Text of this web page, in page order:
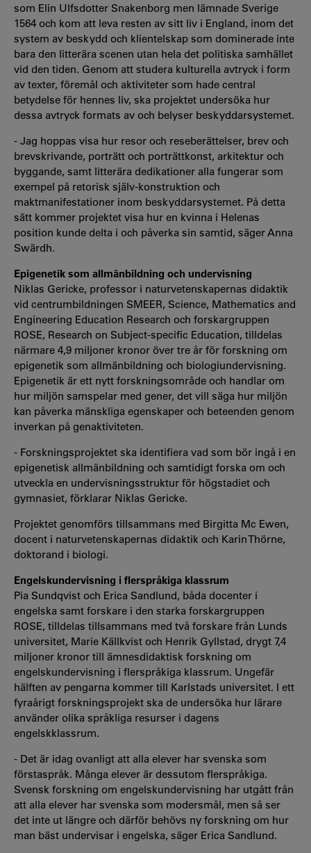
som Elin Ulfsdotter Snakenborg men lämnade Sverige
1564 och kom att leva resten av sitt liv i England, inom det
system av beskydd och klientelskap som dominerade inte
bara den litterära scenen utan hela det politiska samhället
vid den tiden. Genom att studera kulturella avtryck i form
av texter, föremål och aktiviteter som hade central
betydelse för hennes liv, ska projektet undersöka hur
dessa avtryck formats av och belyser beskyddarsystemet.
- Jag hoppas visa hur resor och reseberättelser, brev och
brevskrivande, porträtt och porträttkonst, arkitektur och
byggande, samt litterära dedikationer alla fungerar som
exempel på retorisk själv-konstruktion och
maktmanifestationer inom beskyddarsystemet. På detta
sätt kommer projektet visa hur en kvinna i Helenas
position kunde delta i och påverka sin samtid, säger Anna
Swärdh.
Epigenetik som allmänbildning och undervisning
Niklas Gericke, professor i naturvetenskapernas didaktik
vid centrumbildningen SMEER, Science, Mathematics and
Engineering Education Research och forskargruppen
ROSE, Research on Subject-specific Education, tilldelas
närmare 4,9 miljoner kronor över tre år för forskning om
epigenetik som allmänbildning och biologiundervisning.
Epigenetik är ett nytt forskningsområde och handlar om
hur miljön samspelar med gener, det vill säga hur miljön
kan påverka mänskliga egenskaper och beteenden genom
inverkan på genaktiviteten.
- Forskningsprojektet ska identifiera vad som bör ingå i en
epigenetisk allmänbildning och samtidigt forska om och
utveckla en undervisningsstruktur för högstadiet och
gymnasiet, förklarar Niklas Gericke.
Projektet genomförs tillsammans med Birgitta Mc Ewen,
docent i naturvetenskapernas didaktik och Karin Thörne,
doktorand i biologi.
Engelskundervisning i flerspråkiga klassrum
Pia Sundqvist och Erica Sandlund, båda docenter i
engelska samt forskare i den starka forskargruppen
ROSE, tilldelas tillsammans med två forskare från Lunds
universitet, Marie Källkvist och Henrik Gyllstad, drygt 7,4
miljoner kronor till ämnesdidaktisk forskning om
engelskundervisning i flerspråkiga klassrum. Ungefär
hälften av pengarna kommer till Karlstads universitet. I ett
fyraårigt forskningsprojekt ska de undersöka hur lärare
använder olika språkliga resurser i dagens
engelskklassrum.
- Det är idag ovanligt att alla elever har svenska som
förstaspråk. Många elever är dessutom flerspråkiga.
Svensk forskning om engelskundervisning har utgått från
att alla elever har svenska som modersmål, men så ser
det inte ut längre och därför behövs ny forskning om hur
man bäst undervisar i engelska, säger Erica Sandlund.